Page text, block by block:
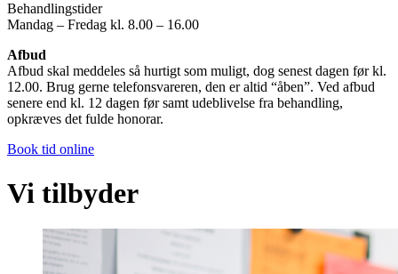
Behandlingstider
Mandag – Fredag kl. 8.00 – 16.00
Afbud
Afbud skal meddeles så hurtigt som muligt, dog senest dagen før kl.
12.00. Brug gerne telefonsvareren, den er altid “åben”. Ved afbud
senere end kl. 12 dagen før samt udeblivelse fra behandling,
opkræves det fulde honorar.
Book tid online
Vi tilbyder